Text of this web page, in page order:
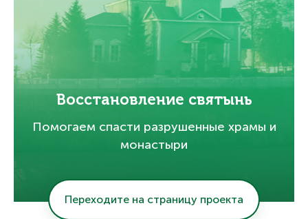
Восстановление святынь
Помогаем спасти разрушенные храмы и
монастыри
Переходите на страницу проекта